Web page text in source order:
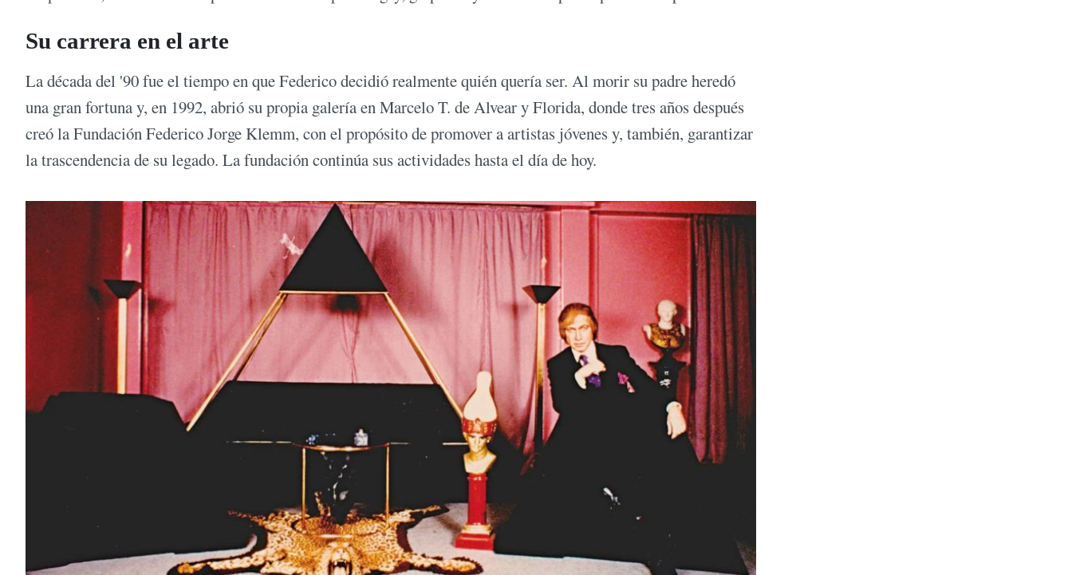
Su carrera en el arte
La década del '90 fue el tiempo en que Federico decidió realmente quién quería ser. Al morir su padre heredó
una gran fortuna y, en 1992, abrió su propia galería en Marcelo T. de Alvear y Florida, donde tres años después
creó la Fundación Federico Jorge Klemm, con el propósito de promover a artistas jóvenes y, también, garantizar
la trascendencia de su legado. La fundación continúa sus actividades hasta el día de hoy.